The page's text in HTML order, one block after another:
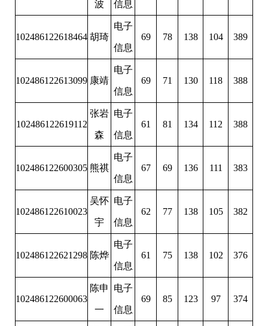
波 信息
102486122618464 胡琦
电子
信息
69 78 138 104 389
102486122613099 康靖
电子
信息
69 71 130 118 388
102486122619112
张岩
森
电子
信息
61 81 134 112 388
102486122600305 熊祺
电子
信息
67 69 136 111 383
102486122610023
吴怀
宇
电子
信息
62 77 138 105 382
102486122621298 陈烨
电子
信息
61 75 138 102 376
102486122600063
陈申
一
电子
信息
69 85 123 97 374